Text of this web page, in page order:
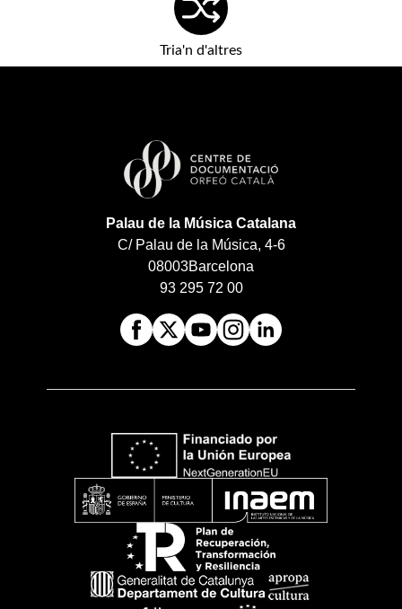
Tria'n d'altres
Palau de la Música Catalana
C/ Palau de la Música, 4-6
08003Barcelona
93 295 72 00